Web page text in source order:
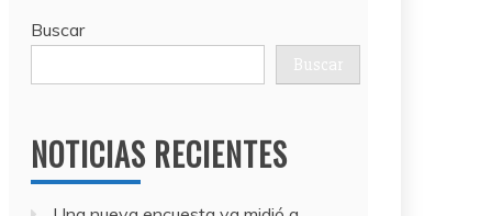
Buscar
Buscar
NOTICIAS RECIENTES